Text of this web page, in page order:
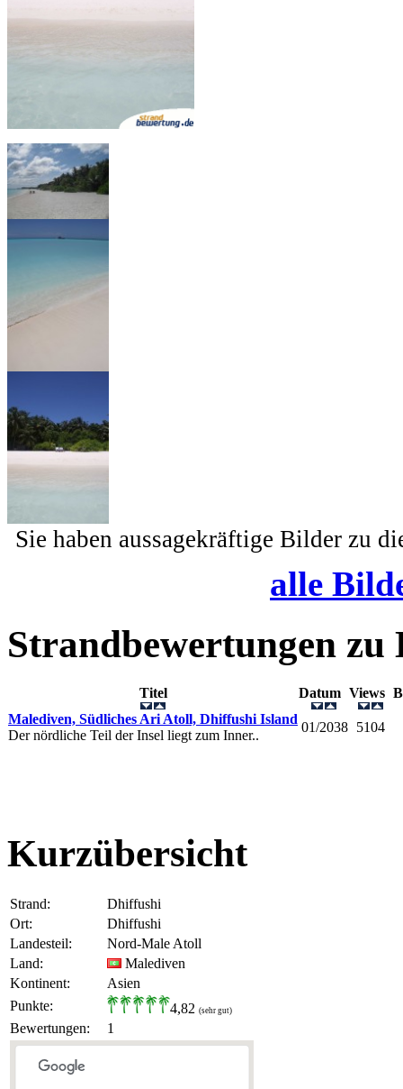
Sie haben aussagekräftige Bilder zu
alle
Strandbewertungen zu
Titel Datum Views
Malediven, Südliches Ari Atoll, Dhiffushi Island
Der nördliche Teil der Insel liegt zum Inner..
01/2038 5104
Kurzübersicht
Strand:
Dhiffushi
Ort:
Dhiffushi
Landesteil:
Nord-Male Atoll
Land:
Malediven
Kontinent:
Asien
Punkte:
4,82 (sehr gut)
Bewertungen: 1